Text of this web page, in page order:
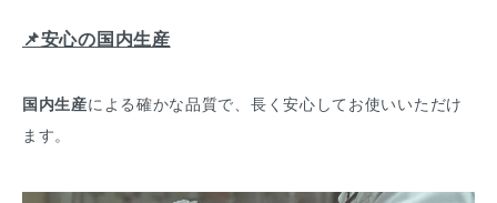
📌安心の国内生産
国内生産による確かな品質で、長く安心してお使いいただけ
ます。